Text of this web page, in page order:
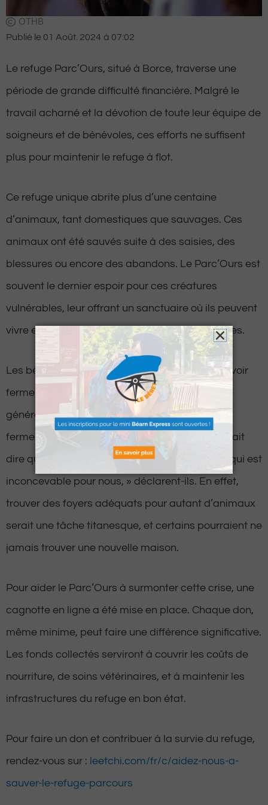
OTHB
Publié le 01 Août. 2024 à 07:02
Le refuge Parc’Ours, situé à Borce, traverse une
période de grande difficulté financière. Malgré le
travail acharné et la dévotion de toute leur équipe de
soigneurs et de bénévoles, ces efforts ne suffisent
plus pour maintenir le refuge à flot.
Ce refuge unique abrite plus d’une centaine
d’animaux, tant domestiques que sauvages. Ces
animaux ont été sauvés suite à des saisies, des
blessures ou encore des abandons. Le Parc’Ours est
souvent le dernier espoir pour ces créatures
vulnérables, leur offrant un sanctuaire où ils peuvent
vivre en sécurité et recevoir les soins nécessaires.
Les bénévoles du refuge, déterminés à ne pas voir
fermer ce havre de paix, lancent un appel à la
générosité publique. « Si le refuge est amené à
fermer pour des raisons financières, cela voudrait
dire que nous devrons placer nos animaux, ce qui est
inconcevable pour nous, » déclarent-ils. En effet,
trouver des foyers adéquats pour autant d’animaux
serait une tâche titanesque, et certains pourraient ne
jamais trouver une nouvelle maison.
Pour aider le Parc’Ours à surmonter cette crise, une
cagnotte en ligne a été mise en place. Chaque don,
même minime, peut faire une différence significative.
Les fonds collectés serviront à couvrir les coûts de
nourriture, de soins vétérinaires, et à maintenir les
infrastructures du refuge en bon état.
Pour faire un don et contribuer à la survie du refuge,
rendez-vous sur : leetchi.com/fr/c/aidez-nous-a-
sauver-le-refuge-parcours